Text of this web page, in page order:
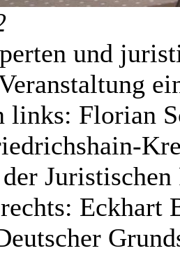
und
links: Florian
Eckhart